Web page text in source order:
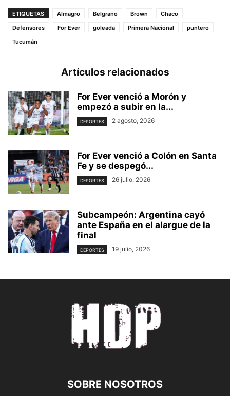
ETIQUETAS Almagro Belgrano Brown
Chaco
Defensores
For Ever goleada Primera Nacional
puntero
Tucumán
Artículos relacionados
For Ever venció a Morón y
empezó a subir en la...
DEPORTES 2 agosto, 2026
For Ever venció a Colón en Santa
Fe y se despegó...
DEPORTES 26 julio, 2026
Subcampeón: Argentina cayó
ante España en el alargue de la
final
DEPORTES 19 julio, 2026
SOBRE NOSOTROS